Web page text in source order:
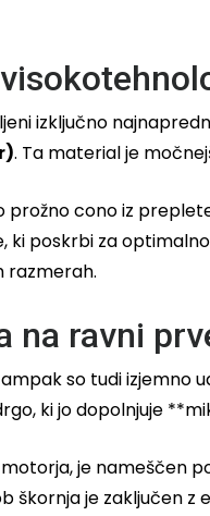
izključno
. Ta material je
prožno cono iz
ki poskrbi za
razmerah.
na ravni
so tudi
ki jo dopolnjuje
je
škornja je zaključen